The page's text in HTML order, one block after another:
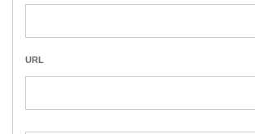
URL